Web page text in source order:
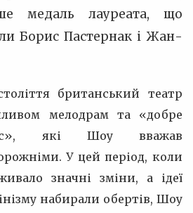
медаль лауреата, що
Борис Пастернак і Жан-
британський театр
мелодрам та «добре
які Шоу вважав
У цей період, коли
значні зміни, а ідеї
набирали обертів, Шоу